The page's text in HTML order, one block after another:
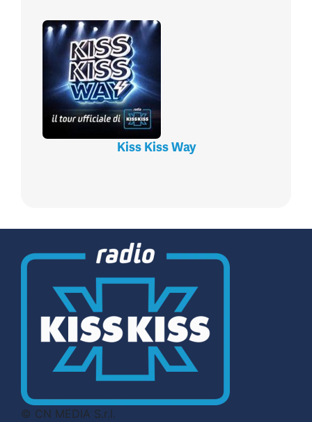
Kiss Kiss Way
© CN MEDIA S.r.l.